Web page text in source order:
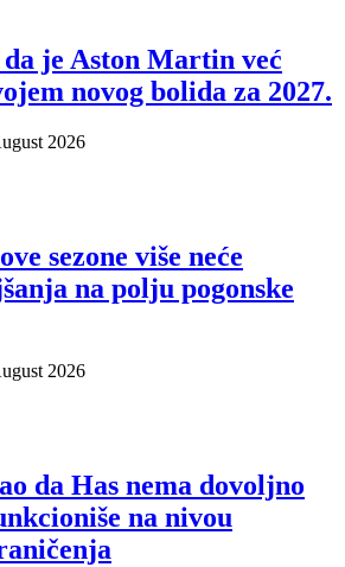
je Aston Martin već
novog bolida za 2027.
2026
sezone više neće
na polju pogonske
2026
da Has nema dovoljno
na nivou